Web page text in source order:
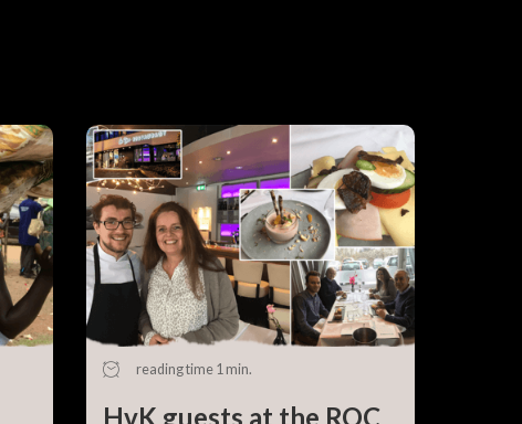
reading time 1 min.
HvK guests at the ROC